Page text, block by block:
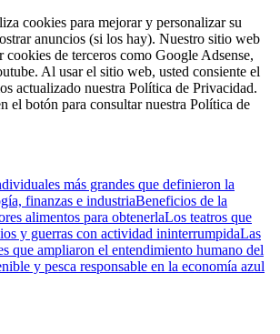
cookies para mejorar y personalizar su
anuncios (si los hay). Nuestro sitio web
de terceros como Google Adsense,
Al usar el sitio web, usted consiente el
actualizado nuestra Política de Privacidad.
el botón para consultar nuestra Política de
más grandes que definieron la
finanzas e industriaBeneficios de la
alimentos para obtenerlaLos teatros que
y guerras con actividad ininterrumpidaLas
que ampliaron el entendimiento humano del
y pesca responsable en la economía azul